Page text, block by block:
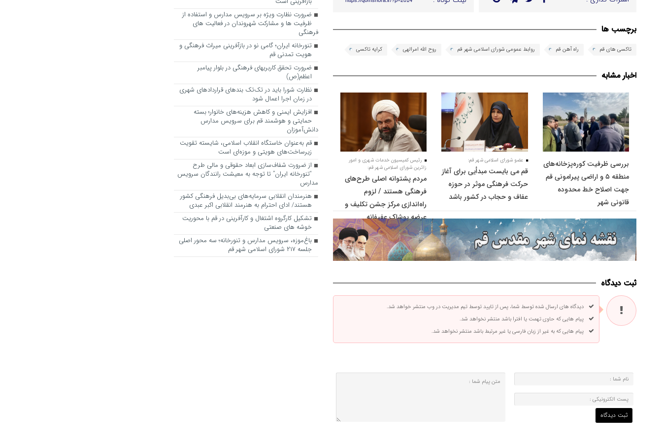
برچسب ها
تاکسی های قم راه آهن قم روابط عمومی شورای اسلامی شهر قم روح الله امرالهی کرایه تاکسی
اخبار مشابه
بررسی ظرفیت کوره‌پزخانه‌های
منطقه ۵ و اراضی پیرامونی قم
جهت اصلاح خط محدوده
قانونی شهر
عضو شورای اسلامی شهر قم:
قم می بایست مبدأیی برای آغاز
حرکت فرهنگی موثر در حوزه
عفاف و حجاب در کشور باشد
رئیس کمیسیون خدمات شهری و امور
زائرین شورای اسلامی شهر قم:
مردم پشتوانه اصلی طرح‌های
فرهنگی هستند / لزوم
راه‌اندازی مرکز جشن تکلیف و
عرضه پوشاک عفیفانه
ثبت دیدگاه
دیدگاه های ارسال شده توسط شما، پس از تایید توسط تیم مدیریت در وب منتشر خواهد شد.
پیام هایی که حاوی تهمت یا افترا باشد منتشر نخواهد شد.
پیام هایی که به غیر از زبان فارسی یا غیر مرتبط باشد منتشر نخواهد شد.
ضرورت نظارت ویژه بر سرویس مدارس و استفاده از
ظرفیت ها و مشارکت شهروندان در فعالیت های
فرهنگی
تنورخانه ایران؛ گامی نو در بازآفرینی میراث فرهنگی و
هویت تمدنی قم
ضرورت تحقق کاربری­های فرهنگی در بلوار پیامبر
اعظم(ص)
نظارت شورا باید در تک‌تک بندهای قراردادهای شهری
در زمان اجرا اعمال شود
افزایش ایمنی و کاهش هزینه‌های خانوار؛ بسته
حمایتی و هوشمند قم برای سرویس مدارس
دانش‌آموزان
قم به‌عنوان خاستگاه انقلاب اسلامی، شایسته تقویت
زیرساخت‌های هویتی و موزه‌ای است
از ضرورت شفاف‌سازی ابعاد حقوقی و مالی طرح
“تنورخانه ایران” تا توجه به معیشت رانندگان سرویس
مدارس
هنرمندان انقلابی سرمایه‌های بی‌بدیل فرهنگی کشور
هستند/ ادای احترام به هنرمند انقلابی اکبر عبدی
تشکیل کارگروه اشتغال و کارآفرینی در قم با محوریت
خوشه های صنعتی
باغ‌موزه، سرویس مدارس و تنورخانه؛ سه محور اصلی
جلسه ۲۱۷ شورای اسلامی شهر قم